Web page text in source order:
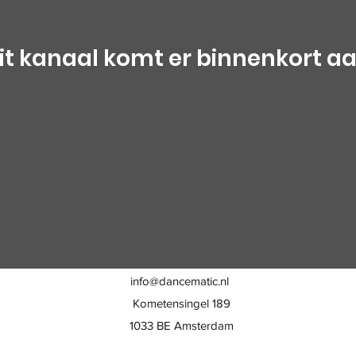
kanaal komt er binnenkort
info@dancematic.nl
Kometensingel 189
1033 BE Amsterdam